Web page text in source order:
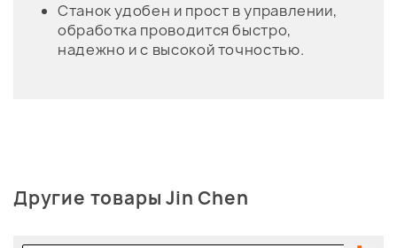
Станок удобен и прост в управлении,
обработка проводится быстро,
надежно и с высокой точностью.
Другие товары Jin Chen